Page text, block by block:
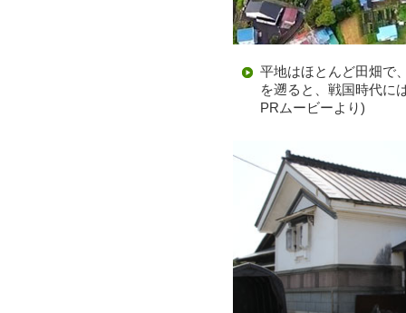
平地はほとんど田畑で
を遡ると、戦国時代に
PRムービーより)